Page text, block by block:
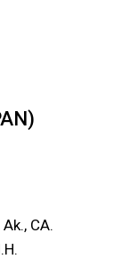
CA.